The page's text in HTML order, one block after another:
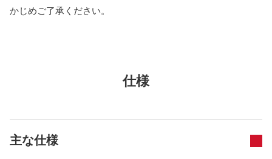
かじめご了承ください。
仕様
主な仕様